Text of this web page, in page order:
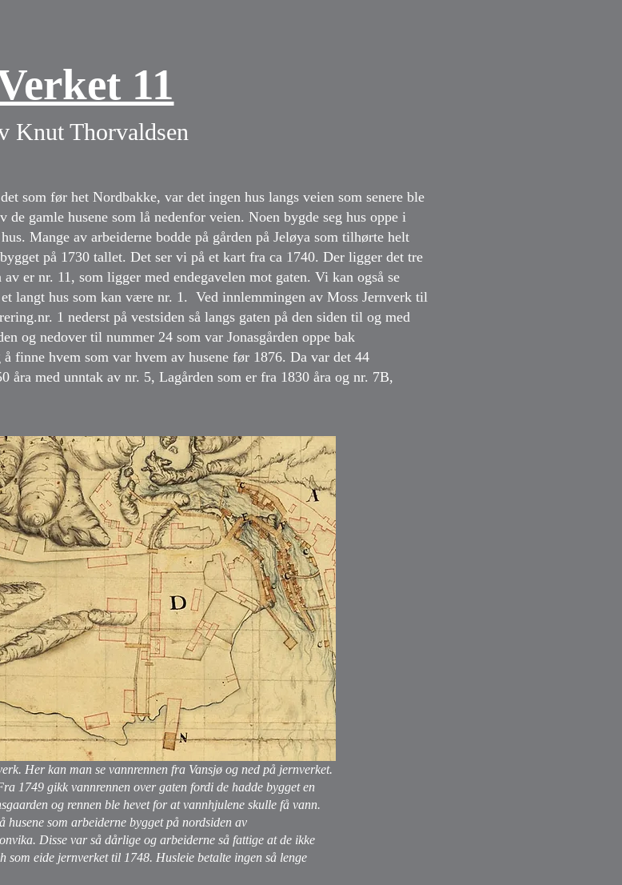
11
Knut Thorvaldsen
som før het Nordbakke, var det ingen hus langs veien som senere ble
gamle husene som lå nedenfor veien. Noen bygde seg hus oppe i
Mange av arbeiderne bodde på gården på Jeløya som tilhørte helt
på 1730 tallet. Det ser vi på et kart fra ca 1740. Der ligger det tre
er nr. 11, som ligger med endegavelen mot gaten. Vi kan også se
langt hus som kan være nr. 1. Ved innlemmingen av Moss Jernverk til
1 nederst på vestsiden så langs gaten på den siden til og med
og nedover til nummer 24 som var Jonasgården oppe bak
finne hvem som var hvem av husene før 1876. Da var det 44
åra med unntak av nr. 5, Lagården som er fra 1830 åra og nr. 7B,
Her kan man se vannrennen fra Vansjø og ned på jernverket.
1749 gikk vannrennen over gaten fordi de hadde bygget en
og rennen ble hevet for at vannhjulene skulle få vann.
husene som arbeiderne bygget på nordsiden av
Disse var så dårlige og arbeiderne så fattige at de ikke
som eide jernverket til 1748. Husleie betalte ingen så lenge